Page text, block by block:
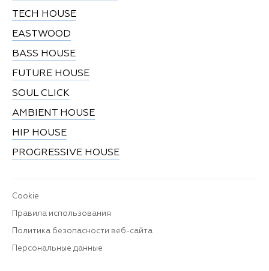
TECH HOUSE
EASTWOOD
BASS HOUSE
FUTURE HOUSE
SOUL CLICK
AMBIENT HOUSE
HIP HOUSE
PROGRESSIVE HOUSE
Cookie
Правила использования
Политика безопасности веб-сайта
Персональные данные